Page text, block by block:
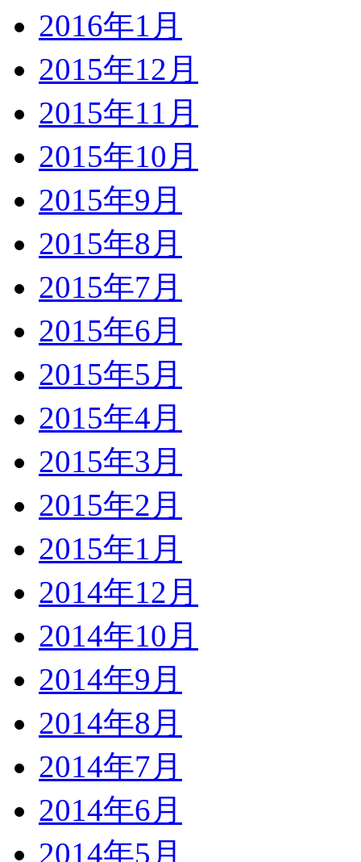
2016年1月
2015年12月
2015年11月
2015年10月
2015年9月
2015年8月
2015年7月
2015年6月
2015年5月
2015年4月
2015年3月
2015年2月
2015年1月
2014年12月
2014年10月
2014年9月
2014年8月
2014年7月
2014年6月
2014年5月